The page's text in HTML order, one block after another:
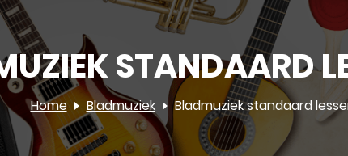
STANDAARD
Home Bladmuziek Bladmuziek standaard